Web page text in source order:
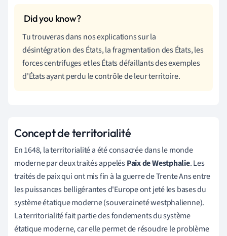
Tu trouveras dans nos explications sur la
désintégration des États, la fragmentation des États, les
forces centrifuges et les États défaillants des exemples
d'États ayant perdu le contrôle de leur territoire.
Concept de territorialité
En 1648, la territorialité a été consacrée dans le monde
moderne par deux traités appelésPaix de Westphalie. Les
traités de paix qui ont mis fin à la guerre de Trente Ans entre
les puissances belligérantes d'Europe ont jeté les bases du
système étatique moderne (souveraineté westphalienne).
La territorialité fait partie des fondements du système
étatique moderne, car elle permet de résoudre le problème